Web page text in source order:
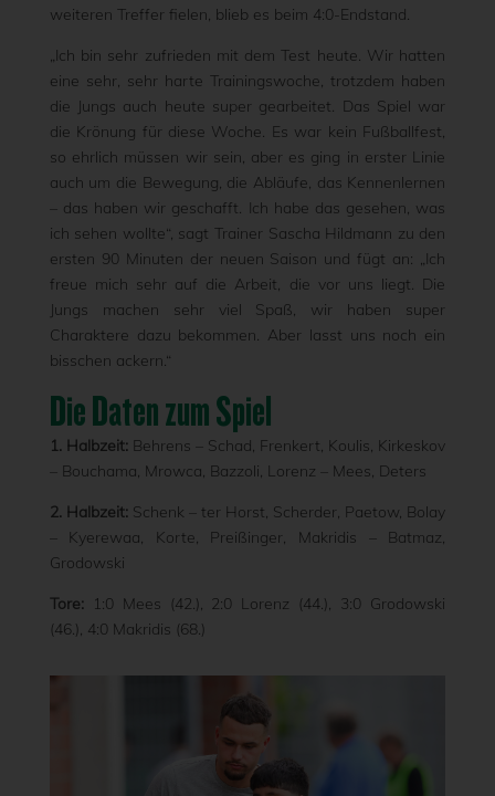
weiteren Treffer fielen, blieb es beim 4:0-Endstand.
„Ich bin sehr zufrieden mit dem Test heute. Wir hatten
eine sehr, sehr harte Trainingswoche, trotzdem haben
die Jungs auch heute super gearbeitet. Das Spiel war
die Krönung für diese Woche. Es war kein Fußballfest,
so ehrlich müssen wir sein, aber es ging in erster Linie
auch um die Bewegung, die Abläufe, das Kennenlernen
– das haben wir geschafft. Ich habe das gesehen, was
ich sehen wollte“, sagt Trainer Sascha Hildmann zu den
ersten 90 Minuten der neuen Saison und fügt an: „Ich
freue mich sehr auf die Arbeit, die vor uns liegt. Die
Jungs machen sehr viel Spaß, wir haben super
Charaktere dazu bekommen. Aber lasst uns noch ein
bisschen ackern.“
Die Daten zum Spiel
1. Halbzeit:Behrens – Schad, Frenkert, Koulis, Kirkeskov
– Bouchama, Mrowca, Bazzoli, Lorenz – Mees, Deters
2. Halbzeit:Schenk – ter Horst, Scherder, Paetow, Bolay
– Kyerewaa, Korte, Preißinger, Makridis – Batmaz,
Grodowski
Tore:1:0 Mees (42.), 2:0 Lorenz (44.), 3:0 Grodowski
(46.), 4:0 Makridis (68.)